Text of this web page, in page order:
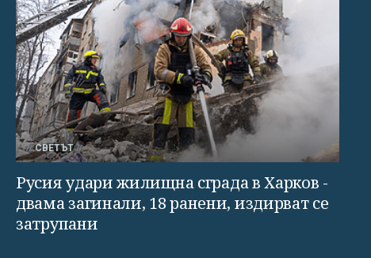
СВЕТЪТ
Русия удари жилищна сграда в Харков -
двама загинали, 18 ранени, издирват се
затрупани